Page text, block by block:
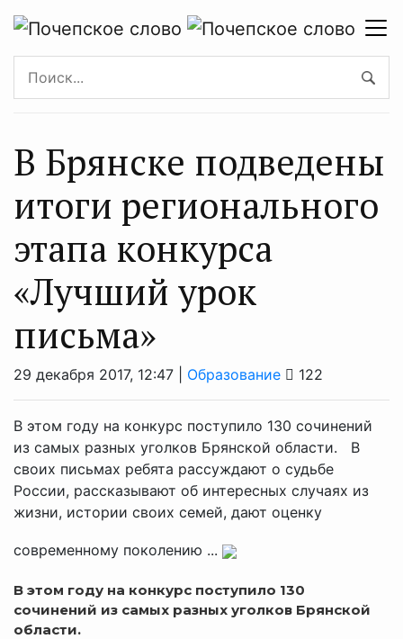
В Брянске подведены
итоги регионального
этапа конкурса
«Лучший урок
письма»
29 декабря 2017, 12:47 | Образование 122
В этом году на конкурс поступило 130 сочинений
из самых разных уголков Брянской области. В
своих письмах ребята рассуждают о судьбе
России, рассказывают об интересных случаях из
жизни, истории своих семей, дают оценку
современному поколению ...
В этом году на конкурс поступило 130
сочинений из самых разных уголков Брянской
области.